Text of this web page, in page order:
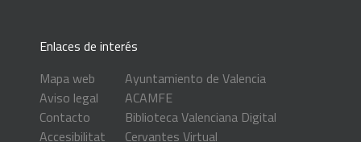
Enlaces de interés
Mapa web
Aviso legal
Contacto
Accesibilitat
Ayuntamiento de Valencia
ACAMFE
Biblioteca Valenciana Digital
Cervantes Virtual